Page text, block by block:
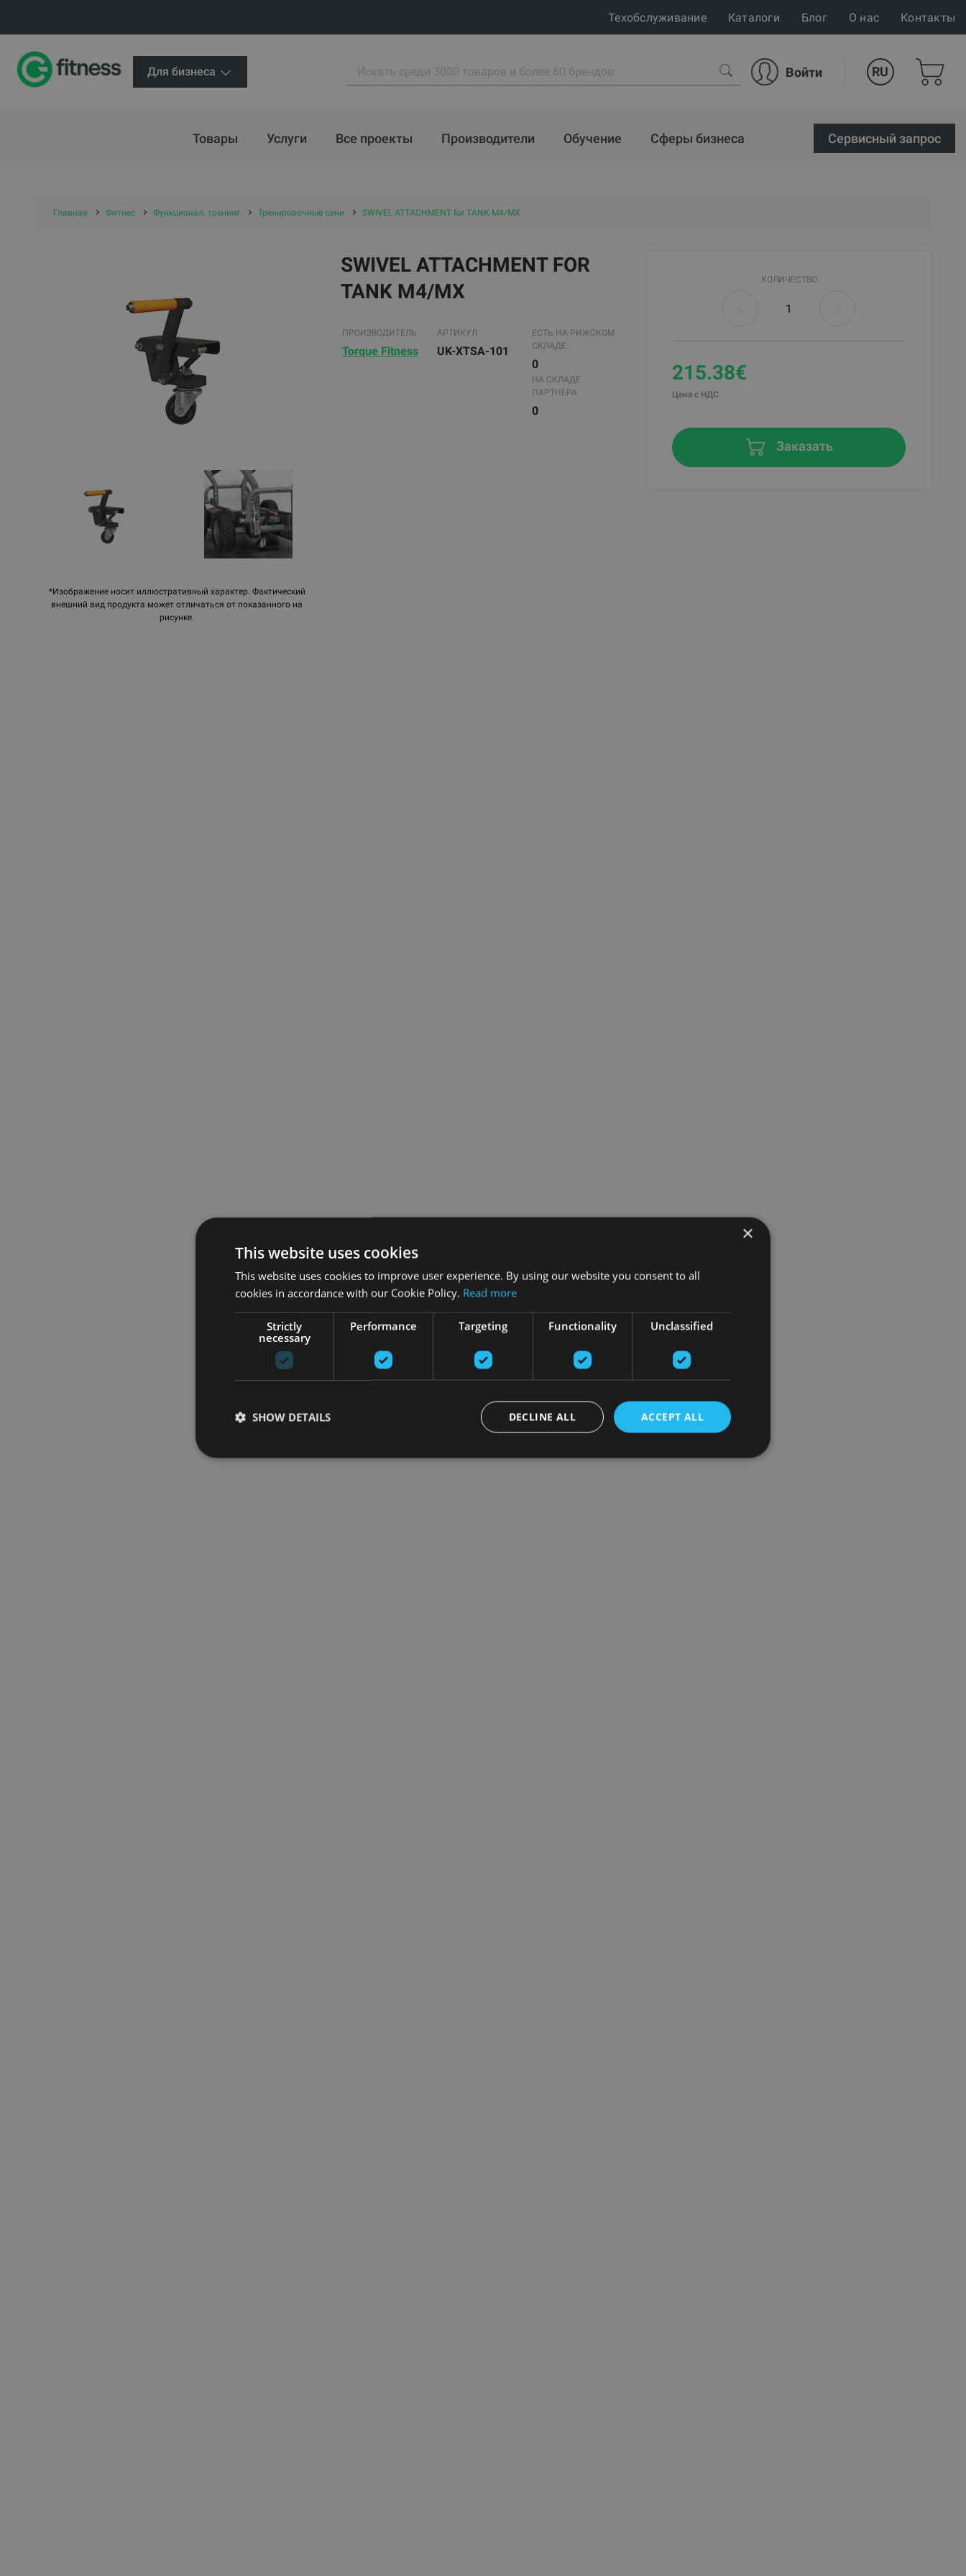
Техобслуживание Каталоги Блог О нас Контакты
Для бизнеса Войти RU
Товары Услуги Все проекты Производители Обучение Сферы бизнеса Cервисный запрос
Главная Фитнес Функционал. тренинг Тренировочные сани SWIVEL ATTACHMENT for TANK M4/MX
*Изображение носит иллюстративный характер. Фактический
внешний вид продукта может отличаться от показанного на
рисунке.
SWIVEL ATTACHMENT FOR
TANK M4/MX
ПРОИЗВОДИТЕЛЬ
Torque Fitness
АРТИКУЛ
UK-XTSA-101
ЕСТЬ НА РИЖСКОМ
СКЛАДЕ:
0
НА СКЛАДЕ
ПАРТНЕРА
0
КОЛИЧЕСТВО
215.38€
Цена с НДС
Заказать
×
This website uses cookies
This website uses cookies to improve user experience. By using our website you consent to all
cookies in accordance with our Cookie Policy. Read more
Strictly
necessary
Performance Targeting Functionality Unclassified
ACCEPT ALL
DECLINE ALL
SHOW DETAILS